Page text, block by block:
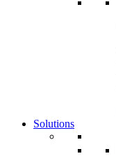
Solutions